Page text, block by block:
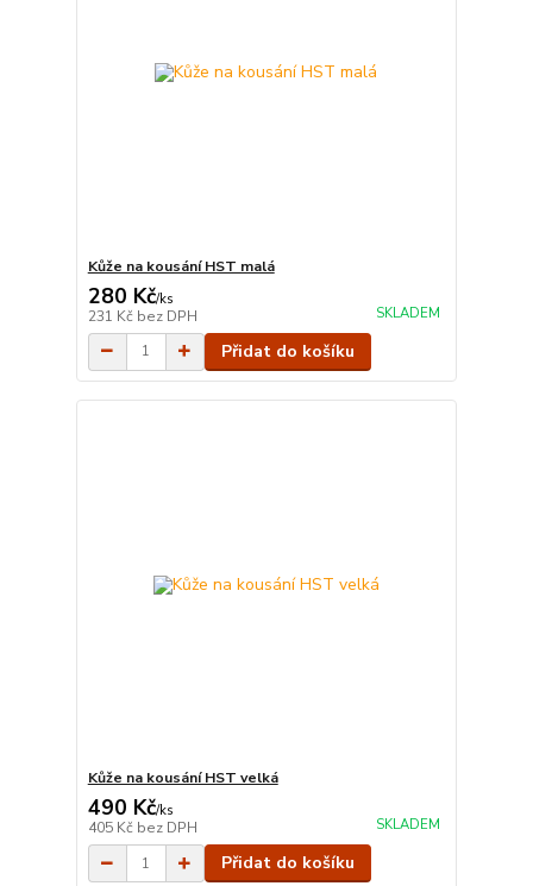
Kůže na kousání HST malá
280 Kč/ks
231 Kč bez DPH SKLADEM
Přidat do košíku
Kůže na kousání HST velká
490 Kč/ks
405 Kč bez DPH SKLADEM
Přidat do košíku